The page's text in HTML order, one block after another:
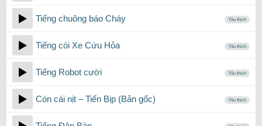
Tiếng chuông báo Cháy Yêu thích
Tiếng còi Xe Cứu Hỏa Yêu thích
Tiếng Robot cười Yêu thích
Còn cái nịt – Tiến Bịp (Bản gốc) Yêu thích